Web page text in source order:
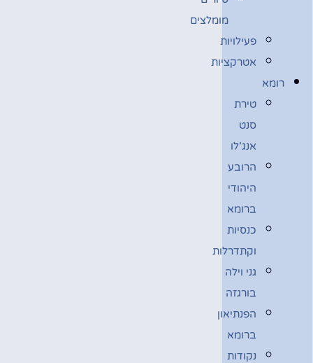
מומלצים
פעילויות
אטרקציות
רומא
טירת
סנט
אנג’לו
הרובע
היהודי
ברומא
כנסיות
וקתדרלות
גני וילה
בורגזה
הפנתיאון
ברומא
נקודות